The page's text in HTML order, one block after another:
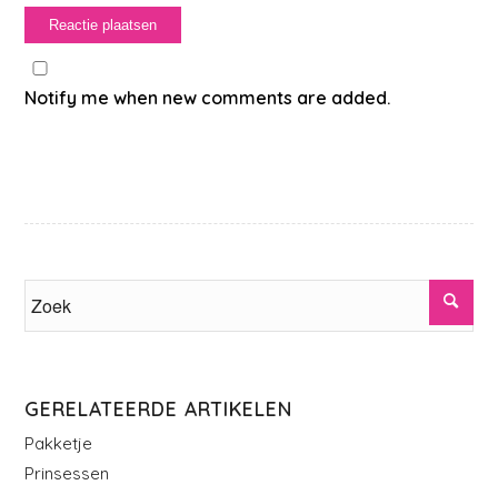
Notify me when new comments are added.
GERELATEERDE ARTIKELEN
Pakketje
Prinsessen